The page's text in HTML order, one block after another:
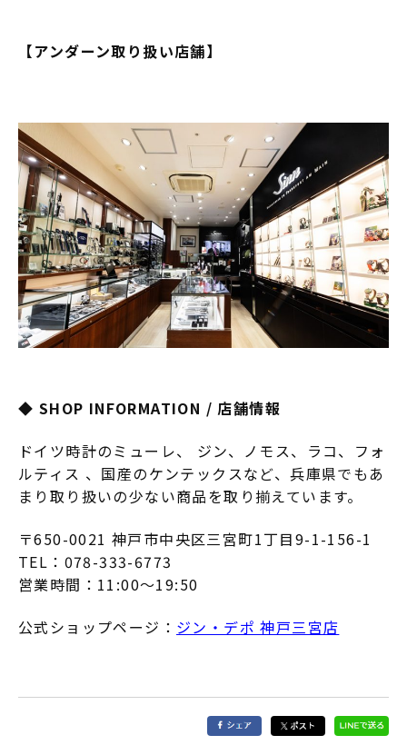
【アンダーン取り扱い店舗】
◆ SHOP INFORMATION / 店舗情報
ドイツ時計のミューレ、 ジン、ノモス、ラコ、フォ
ルティス 、国産のケンテックスなど、兵庫県でもあ
まり取り扱いの少ない商品を取り揃えています。
〒650-0021 神戸市中央区三宮町1丁目9-1-156-1
TEL：078-333-6773
営業時間：11:00～19:50
公式ショップページ： ジン・デポ 神戸三宮店